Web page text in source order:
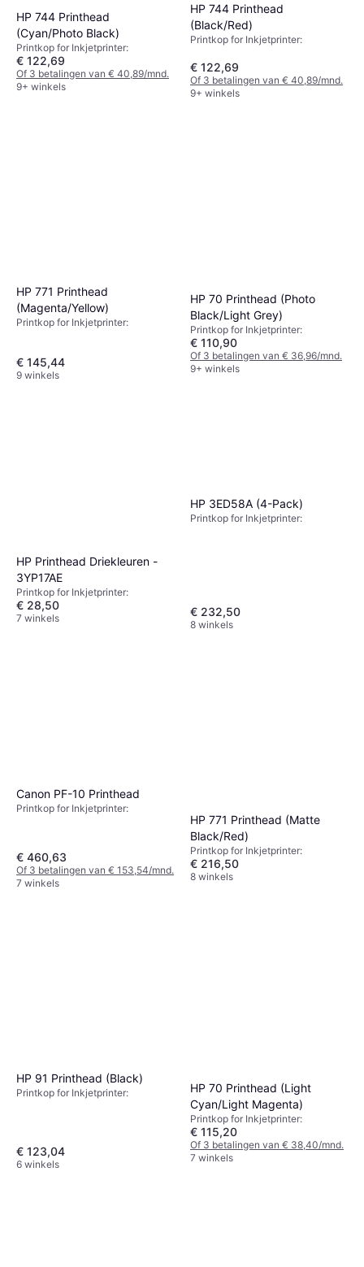
HP 744 Printhead
(Cyan/Photo Black)
Printkop for Inkjetprinter:
€ 122,69
Of 3 betalingen van € 40,89/mnd.
9+ winkels
HP 744 Printhead
(Black/Red)
Printkop for Inkjetprinter:
€ 122,69
Of 3 betalingen van € 40,89/mnd.
9+ winkels
HP 771 Printhead
(Magenta/Yellow)
Printkop for Inkjetprinter:
€ 145,44
9 winkels
HP 70 Printhead (Photo
Black/Light Grey)
Printkop for Inkjetprinter:
€ 110,90
Of 3 betalingen van € 36,96/mnd.
9+ winkels
HP Printhead Driekleuren -
3YP17AE
Printkop for Inkjetprinter:
€ 28,50
7 winkels
HP 3ED58A (4-Pack)
Printkop for Inkjetprinter:
€ 232,50
8 winkels
Canon PF-10 Printhead
Printkop for Inkjetprinter:
€ 460,63
Of 3 betalingen van € 153,54/mnd.
7 winkels
HP 771 Printhead (Matte
Black/Red)
Printkop for Inkjetprinter:
€ 216,50
8 winkels
HP 91 Printhead (Black)
Printkop for Inkjetprinter:
€ 123,04
6 winkels
HP 70 Printhead (Light
Cyan/Light Magenta)
Printkop for Inkjetprinter:
€ 115,20
Of 3 betalingen van € 38,40/mnd.
7 winkels